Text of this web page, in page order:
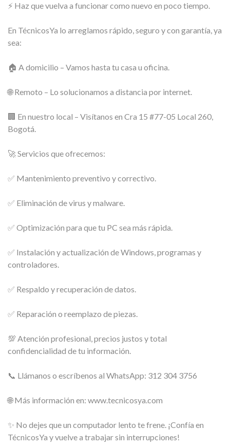
⚡ Haz que vuelva a funcionar como nuevo en poco tiempo.
En TécnicosYa lo arreglamos rápido, seguro y con garantía, ya
sea:
🏠 A domicilio – Vamos hasta tu casa u oficina.
🌐 Remoto – Lo solucionamos a distancia por internet.
🏢 En nuestro local – Visítanos en Cra 15 #77-05 Local 260,
Bogotá.
🚀 Servicios que ofrecemos:
✅ Mantenimiento preventivo y correctivo.
✅ Eliminación de virus y malware.
✅ Optimización para que tu PC sea más rápida.
✅ Instalación y actualización de Windows, programas y
controladores.
✅ Respaldo y recuperación de datos.
✅ Reparación o reemplazo de piezas.
💯 Atención profesional, precios justos y total
confidencialidad de tu información.
📞 Llámanos o escríbenos al WhatsApp: 312 304 3756
🌐 Más información en: www.tecnicosya.com
✨ No dejes que un computador lento te frene. ¡Confía en
TécnicosYa y vuelve a trabajar sin interrupciones!